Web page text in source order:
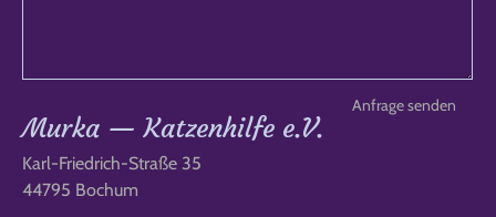
Murka — Katzenhilfe e.V.
Karl-Friedrich-Straße 35
44795 Bochum